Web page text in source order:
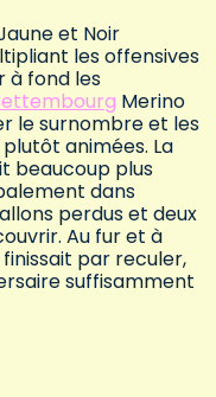
et Noir
les offensives
à fond les
Merino
le surnombre et les
animées. La
beaucoup plus
dans
perdus et deux
Au fur et à
par reculer,
suffisamment